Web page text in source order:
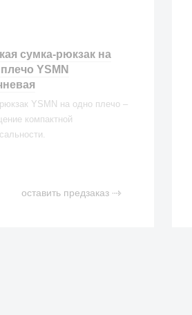
сумка-рюкзак на
YSMN
YSMN на одно плечо –
компактной
оставить предзаказ